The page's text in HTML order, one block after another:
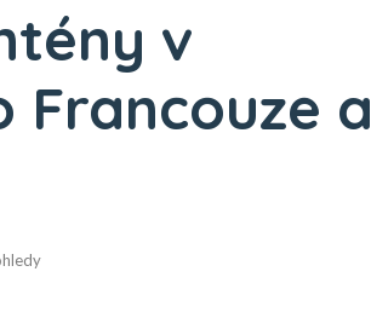
v
Francouze a